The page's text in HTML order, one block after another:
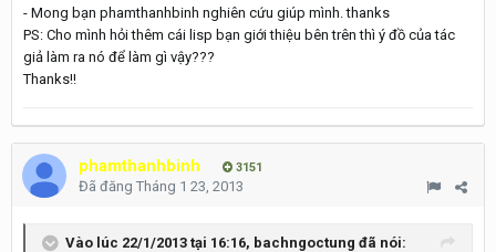
- Mong bạn phamthanhbinh nghiên cứu giúp mình. thanks
PS: Cho mình hỏi thêm cái lisp bạn giới thiệu bên trên thì ý đồ của tác
giả làm ra nó để làm gì vậy???
Thanks!!
phamthanhbinh 3151
Đã đăng Tháng 1 23, 2013
Vào lúc 22/1/2013 tại 16:16, bachngoctung đã nói: